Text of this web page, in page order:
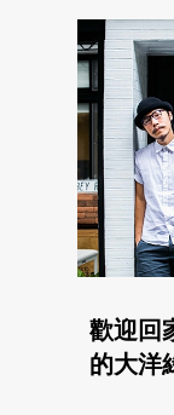
歡迎回
的大洋